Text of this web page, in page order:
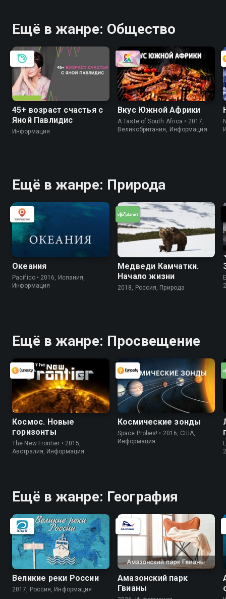
Ещё в жанре: Общество
45+ возраст счастья с
Яной Павлидис
Информация
Вкус Южной Африки
A Taste of South Africa • 2017,
Великобритания, Информация
Ещё в жанре: Природа
Океания
Pacifico • 2016, Испания,
Информация
Медведи Камчатки.
Начало жизни
2018, Россия, Природа
Ещё в жанре: Просвещение
Космос. Новые
горизонты
The New Frontier • 2015,
Австралия, Информация
Космические зонды
Space Probes! • 2016, США,
Информация
Ещё в жанре: География
Великие реки России
2017, Россия, Информация
Амазонский парк
Гвианы